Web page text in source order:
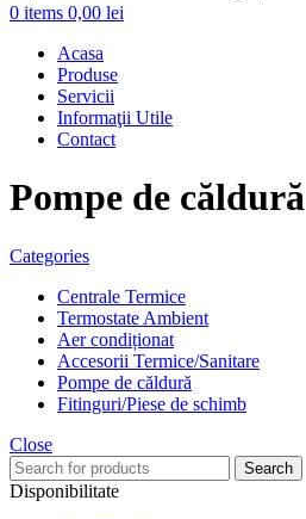
0 items 0,00 lei
Acasa
Produse
Servicii
Informaţii Utile
Contact
Pompe de căldură
Categories
Centrale Termice
Termostate Ambient
Aer condiționat
Accesorii Termice/Sanitare
Pompe de căldură
Fitinguri/Piese de schimb
Close
Search
Disponibilitate